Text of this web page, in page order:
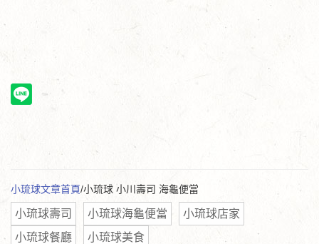
小琉球文章首頁/小琉球 小川壽司 海龜便當
小琉球壽司 小琉球海龜便當
小琉球店家
小琉球餐廳
小琉球美食